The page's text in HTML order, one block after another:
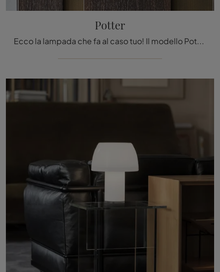
Potter
Ecco la lampada che fa al caso tuo! Il modello Potter è una tra le nostre lampade da tavolo di Cattelan Italia.